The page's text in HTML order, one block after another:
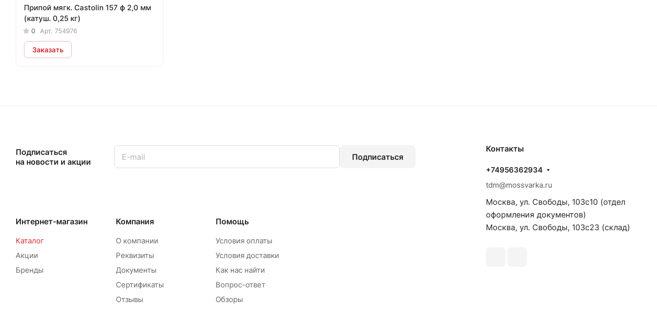
Припой мягк. Castolin 157 ф 2,0 мм
(катуш. 0,25 кг)
0 Арт. 754976
Заказать
Подписаться
на новости и акции
Подписаться
Интернет-магазин
Каталог
Акции
Бренды
Компания
О компании
Реквизиты
Документы
Сертификаты
Отзывы
Помощь
Условия оплаты
Условия доставки
Как нас найти
Вопрос-ответ
Обзоры
Контакты
+74956362934
tdm@mossvarka.ru
Москва, ул. Свободы, 103с10 (отдел
оформления документов)
Москва, ул. Свободы, 103с23 (склад)